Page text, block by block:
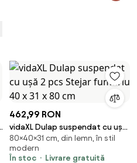
462,99 RON
vidaXL Dulap suspendat cu ușă
2 pcs Stejar fumuriu 40 x 31 x 80
cm
80×40×31 cm, din lemn, în stil
modern
În stoc
Livrare gratuită